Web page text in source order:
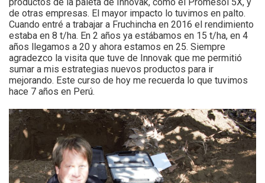
de otras empresas. El mayor impacto lo tuvimos en palto.
Cuando entré a trabajar a Fruchincha en 2016 el rendimiento
estaba en 8 t/ha. En 2 años ya estábamos en 15 t/ha, en 4
años llegamos a 20 y ahora estamos en 25. Siempre
agradezco la visita que tuve de Innovak que me permitió
sumar a mis estrategias nuevos productos para ir
mejorando. Este curso de hoy me recuerda lo que tuvimos
hace 7 años en Perú.